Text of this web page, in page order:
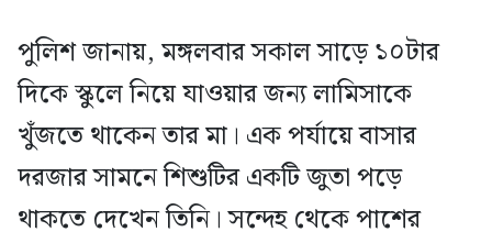
পুলিশ জানায়, মঙ্গলবার সকাল সাড়ে ১০টার
দিকে স্কুলে নিয়ে যাওয়ার জন্য লামিসাকে
খুঁজতে থাকেন তার মা। এক পর্যায়ে বাসার
দরজার সামনে শিশুটির একটি জুতা পড়ে
থাকতে দেখেন তিনি। সন্দেহ থেকে পাশের